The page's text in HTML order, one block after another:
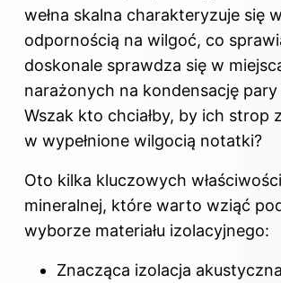
wełna skalna charakteryzuje się
odpornością na wilgoć, co
doskonale sprawdza się w
narażonych na kondensację
Wszak kto chciałby, by ich strop
w wypełnione wilgocią notatki?
Oto kilka kluczowych
mineralnej, które warto wziąć
wyborze materiału izolacyjnego:
Znacząca izolacja